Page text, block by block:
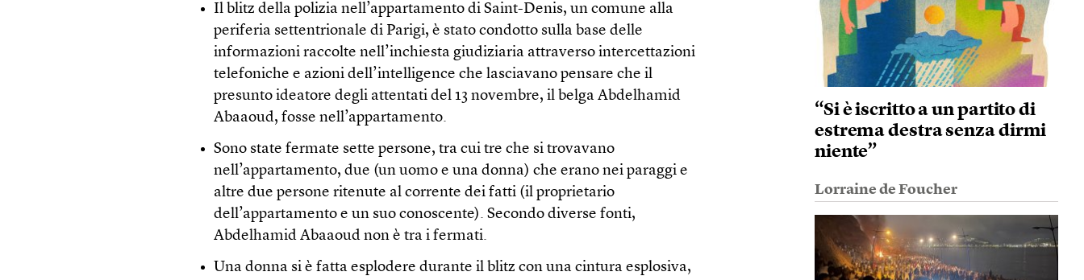
Il blitz della polizia nell’appartamento di Saint-Denis, un comune alla
periferia settentrionale di Parigi, è stato condotto sulla base delle
informazioni raccolte nell’inchiesta giudiziaria attraverso intercettazioni
telefoniche e azioni dell’intelligence che lasciavano pensare che il
presunto ideatore degli attentati del 13 novembre, il belga Abdelhamid
Abaaoud, fosse nell’appartamento.
Sono state fermate sette persone, tra cui tre che si trovavano
nell’appartamento, due (un uomo e una donna) che erano nei paraggi e
altre due persone ritenute al corrente dei fatti (il proprietario
dell’appartamento e un suo conoscente). Secondo diverse fonti,
Abdelhamid Abaaoud non è tra i fermati.
Una donna si è fatta esplodere durante il blitz con una cintura esplosiva,
“Si è iscritto a un partito di
estrema destra senza dirmi
niente”
Lorraine de Foucher